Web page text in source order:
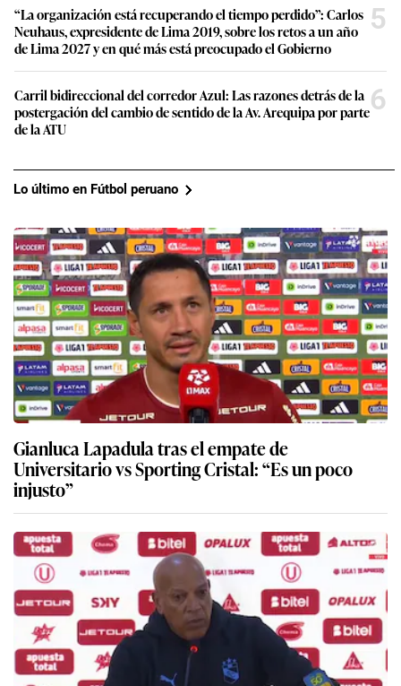
“La organización está recuperando el tiempo perdido”: Carlos
Neuhaus, expresidente de Lima 2019, sobre los retos a un año
de Lima 2027 y en qué más está preocupado el Gobierno
5
Carril bidireccional del corredor Azul: Las razones detrás de la
postergación del cambio de sentido de la Av. Arequipa por parte
de la ATU
6
Lo último en Fútbol peruano
Gianluca Lapadula tras el empate de
Universitario vs Sporting Cristal: “Es un poco
injusto”